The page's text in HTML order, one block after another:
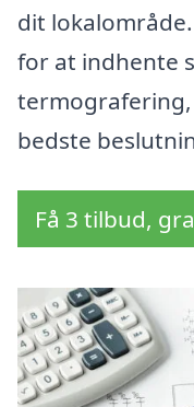
dit
for at indhente
bedste
Få 3 tilbud,